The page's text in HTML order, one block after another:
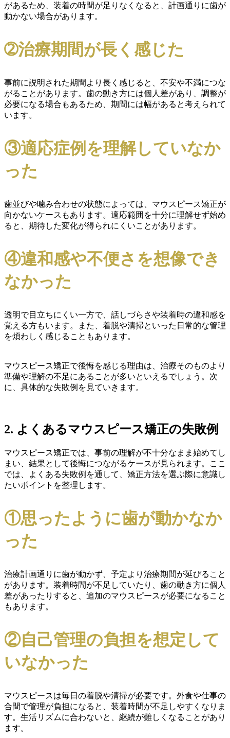
があるため、装着の時間が足りなくなると、計画通りに歯が
動かない場合があります。
➁治療期間が長く感じた
事前に説明された期間より長く感じると、不安や不満につな
がることがあります。歯の動き方には個人差があり、調整が
必要になる場合もあるため、期間には幅があると考えられて
います。
③適応症例を理解していなか
った
歯並びや噛み合わせの状態によっては、マウスピース矯正が
向かないケースもあります。適応範囲を十分に理解せず始め
ると、期待した変化が得られにくいことがあります。
④違和感や不便さを想像でき
なかった
透明で目立ちにくい一方で、話しづらさや装着時の違和感を
覚える方もいます。また、着脱や清掃といった日常的な管理
を煩わしく感じることもあります。
マウスピース矯正で後悔を感じる理由は、治療そのものより
準備や理解の不足にあることが多いといえるでしょう。次
に、具体的な失敗例を見ていきます。
2. よくあるマウスピース矯正の失敗例
マウスピース矯正では、事前の理解が不十分なまま始めてし
まい、結果として後悔につながるケースが見られます。ここ
では、よくある失敗例を通して、矯正方法を選ぶ際に意識し
たいポイントを整理します。
①思ったように歯が動かなか
った
治療計画通りに歯が動かず、予定より治療期間が延びること
があります。装着時間が不足していたり、歯の動き方に個人
差があったりすると、追加のマウスピースが必要になること
もあります。
②自己管理の負担を想定して
いなかった
マウスピースは毎日の着脱や清掃が必要です。外食や仕事の
合間で管理が負担になると、装着時間が不足しやすくなりま
す。生活リズムに合わないと、継続が難しくなることがあり
ます。